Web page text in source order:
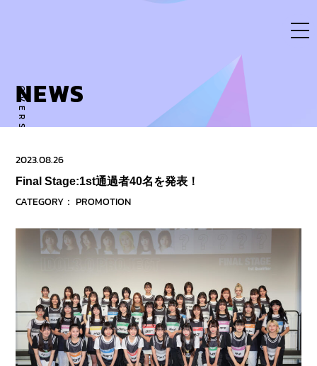
OVERSE ACTIVITY TO NEW DIMENSION
NEWS
2023.08.26
Final Stage:1st通過者40名を発表！
CATEGORY： PROMOTION